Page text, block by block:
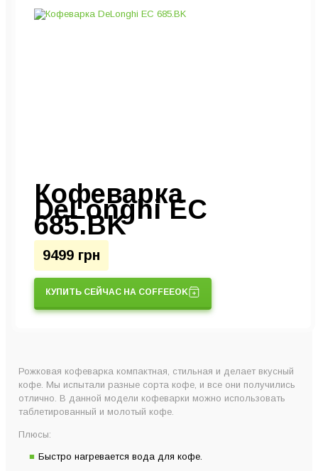
Кофеварка
DeLonghi EC
685.BK
9499 грн
КУПИТЬ СЕЙЧАС НА COFFEEOK
Рожковая кофеварка компактная, стильная и делает вкусный
кофе. Мы испытали разные сорта кофе, и все они получились
отлично. В данной модели кофеварки можно использовать
таблетированный и молотый кофе.
Плюсы:
Быстро нагревается вода для кофе.